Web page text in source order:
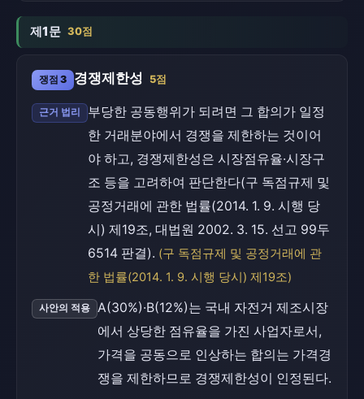
제1문 30점
쟁점 3 경쟁제한성 5점
근거 법리
부당한 공동행위가 되려면 그 합의가 일정
한 거래분야에서 경쟁을 제한하는 것이어
야 하고, 경쟁제한성은 시장점유율·시장구
조 등을 고려하여 판단한다(구 독점규제 및
공정거래에 관한 법률(2014. 1. 9. 시행 당
시) 제19조, 대법원 2002. 3. 15. 선고 99두
6514 판결). (구 독점규제 및 공정거래에 관
한 법률(2014. 1. 9. 시행 당시) 제19조)
사안의 적용
A(30%)·B(12%)는 국내 자전거 제조시장
에서 상당한 점유율을 가진 사업자로서,
가격을 공동으로 인상하는 합의는 가격경
쟁을 제한하므로 경쟁제한성이 인정된다.